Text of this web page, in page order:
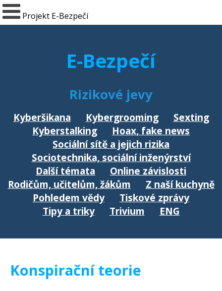
Projekt E-Bezpečí
E-Bezpečí
Rizikové jevy
Kyberšikana Kybergrooming
Sexting
Kyberstalking
Hoax, fake news
Sociální sítě a jejich rizika
Sociotechnika, sociální inženýrství
Další témata
Online závislosti
Rodičům, učitelům, žákům
Z naší kuchyně
Pohledem vědy
Tiskové zprávy
Tipy a triky
Trivium ENG
Konspirační teorie